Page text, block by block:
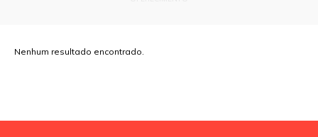
Nenhum resultado encontrado.